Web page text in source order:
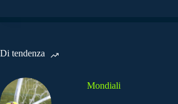
Di tendenza
Mondiali